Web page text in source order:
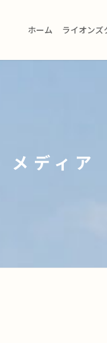
ホーム ライオンズ
メディア